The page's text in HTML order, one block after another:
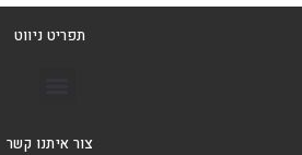
תפריט ניווט
צור איתנו קשר